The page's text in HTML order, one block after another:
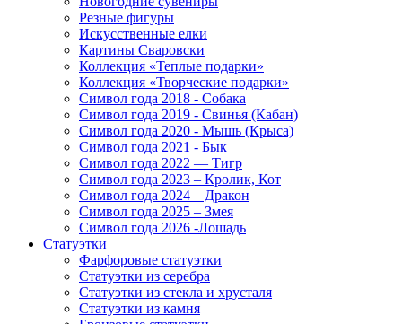
Резные фигуры
Искусственные елки
Картины Сваровски
Коллекция «Теплые подарки»
Коллекция «Творческие подарки»
Символ года 2018 - Собака
Символ года 2019 - Свинья (Кабан)
Символ года 2020 - Мышь (Крыса)
Символ года 2021 - Бык
Символ года 2022 — Тигр
Символ года 2023 – Кролик, Кот
Символ года 2024 – Дракон
Символ года 2025 – Змея
Символ года 2026 -Лошадь
Статуэтки
Фарфоровые статуэтки
Статуэтки из серебра
Статуэтки из стекла и хрусталя
Статуэтки из камня